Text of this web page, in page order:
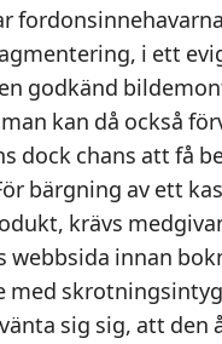
i ett
godkänd
kan då också
dock chans att få
bärgning av ett
krävs
webbsida innan
sig sig, att den